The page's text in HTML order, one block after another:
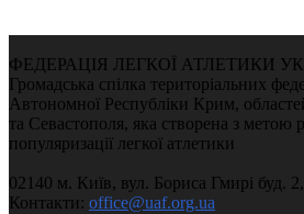
ФЕДЕРАЦІЯ ЛЕГКОЇ АТЛЕТИКИ
Громадська спілка територіальних
Автономної Республіки Крим,
та Севастополя, яка створена з метою
популяризації легкої атлетики
02140 м. Київ, вул. Бориса Гмирі буд.
Контакти: office@uaf.org.ua